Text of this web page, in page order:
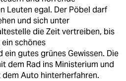
Leuten egal. Der Pöbel darf
und sich unter
die Zeit vertreiben, bis
schönes
ein gutes grünes Gewissen. Die
dem Rad ins Ministerium und
Auto hinterherfahren.